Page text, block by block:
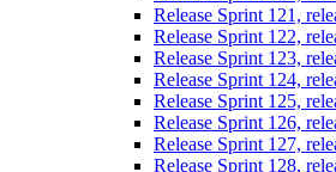
Release Sprint 121,
Release Sprint 122,
Release Sprint 123,
Release Sprint 124,
Release Sprint 125,
Release Sprint 126,
Release Sprint 127,
Release Sprint 128,